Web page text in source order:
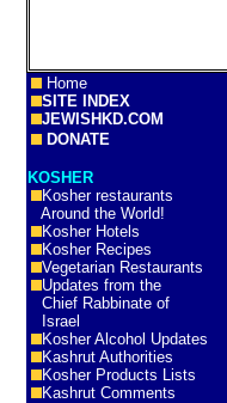
Home
SITE INDEX
JEWISHKD.COM
DONATE
KOSHER
Kosher restaurants
Around the World!
Kosher Hotels
Kosher Recipes
Vegetarian Restaurants
Updates from the
Chief Rabbinate of
Israel
Kosher Alcohol Updates
Kashrut Authorities
Kosher Products Lists
Kashrut Comments